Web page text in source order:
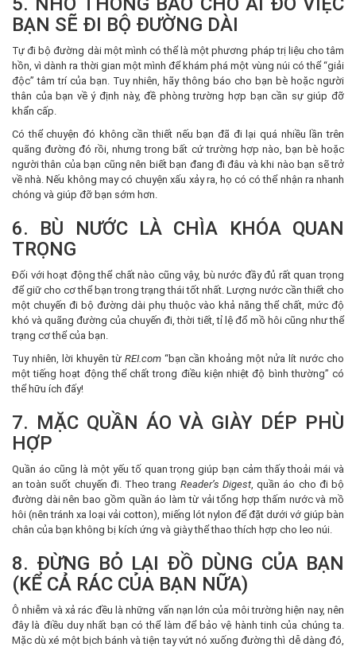
BẠN SẼ ĐI BỘ ĐƯỜNG DÀI
Tự đi bộ đường dài một mình có thể là một phương pháp trị liệu cho tâm
hồn, vì dành ra thời gian một mình để khám phá một vùng núi có thể “giải
độc” tâm trí của bạn. Tuy nhiên, hãy thông báo cho bạn bè hoặc người
thân của bạn về ý định này, đề phòng trường hợp bạn cần sự giúp đỡ
khẩn cấp.
Có thể chuyện đó không cần thiết nếu bạn đã đi lại quá nhiều lần trên
quãng đường đó rồi, nhưng trong bất cứ trường hợp nào, bạn bè hoặc
người thân của bạn cũng nên biết bạn đang đi đâu và khi nào bạn sẽ trở
về nhà. Nếu không may có chuyện xấu xảy ra, họ có có thể nhận ra nhanh
chóng và giúp đỡ bạn sớm hơn.
6. BÙ NƯỚC LÀ CHÌA KHÓA QUAN
TRỌNG
Đối với hoạt động thể chất nào cũng vậy, bù nước đầy đủ rất quan trọng
để giữ cho cơ thể bạn trong trạng thái tốt nhất. Lượng nước cần thiết cho
một chuyến đi bộ đường dài phụ thuộc vào khả năng thể chất, mức độ
khó và quãng đường của chuyến đi, thời tiết, tỉ lệ đổ mồ hôi cũng như thể
trạng cơ thể của bạn.
Tuy nhiên, lời khuyên từREI.com“bạn cần khoảng một nửa lít nước cho
một tiếng hoạt động thể chất trong điều kiện nhiệt độ bình thường” có
thể hữu ích đấy!
7. MẶC QUẦN ÁO VÀ GIÀY DÉP PHÙ
HỢP
Quần áo cũng là một yếu tố quan trọng giúp bạn cảm thấy thoải mái và
an toàn suốt chuyến đi. Theo trang Reader’s Digest, quần áo cho đi bộ
đường dài nên bao gồm quần áo làm từ vải tổng hợp thấm nước và mồ
hôi (nên tránh xa loại vải cotton), miếng lót nylon để đặt dưới vớ giúp bàn
chân của bạn không bị kích ứng và giày thể thao thích hợp cho leo núi.
8. ĐỪNG BỎ LẠI ĐỒ DÙNG CỦA BẠN
(KỂ CẢ RÁC CỦA BẠN NỮA)
Ô nhiễm và xả rác đều là những vấn nạn lớn của môi trường hiện nay, nên
đây là điều duy nhất bạn có thể làm để bảo vệ hành tinh của chúng ta.
Mặc dù xé một bịch bánh và tiện tay vứt nó xuống đường thì dễ dàng đó,